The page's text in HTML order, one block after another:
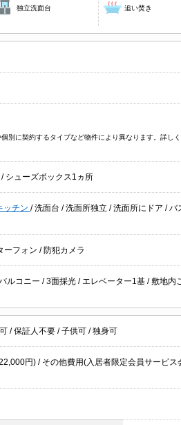
独立洗面台 追い焚き
に契約するタイプなど物件により異なります。詳し
/ シューズボックス1ヵ所
ッチン /洗面台 /洗面所独立 /洗面所にドア /バ
ーフォン / 防犯カメラ
ルコニー /3面採光 / エレベーター1基 /敷地内
/保証人不要 /子供可 /独身可
円) / その他費用(入居者限定会員サービス